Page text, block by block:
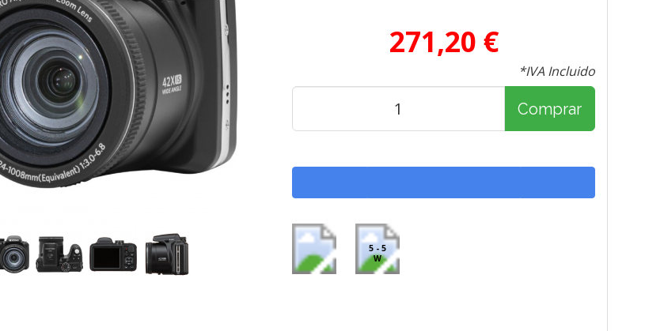
271,20 €
*IVA Incluido
Comprar
5 - 5
W